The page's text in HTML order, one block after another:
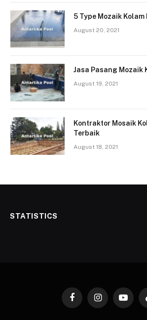
5 Type Mozaik
August 20, 2021
Jasa Pasang Mozaik
August 19, 2021
Kontraktor Mosaik
Terbaik
August 18, 2021
STATISTICS
FacebookInstagram